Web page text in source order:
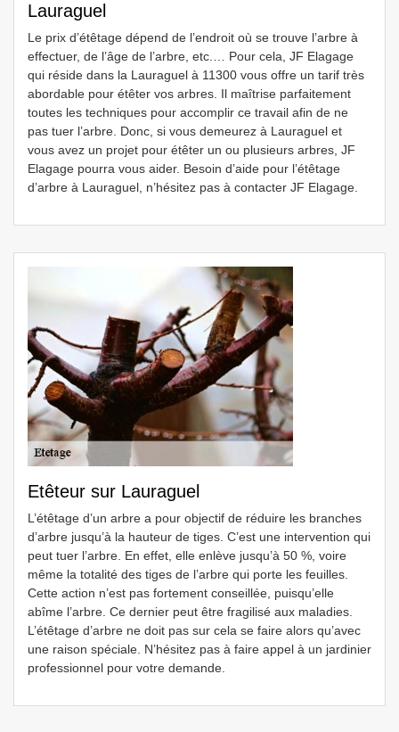
Lauraguel
Le prix d’étêtage dépend de l’endroit où se trouve l’arbre à
effectuer, de l’âge de l’arbre, etc.… Pour cela, JF Elagage
qui réside dans la Lauraguel à 11300 vous offre un tarif très
abordable pour étêter vos arbres. Il maîtrise parfaitement
toutes les techniques pour accomplir ce travail afin de ne
pas tuer l’arbre. Donc, si vous demeurez à Lauraguel et
vous avez un projet pour étêter un ou plusieurs arbres, JF
Elagage pourra vous aider. Besoin d’aide pour l’étêtage
d’arbre à Lauraguel, n’hésitez pas à contacter JF Elagage.
Etêteur sur Lauraguel
L’étêtage d’un arbre a pour objectif de réduire les branches
d’arbre jusqu’à la hauteur de tiges. C’est une intervention qui
peut tuer l’arbre. En effet, elle enlève jusqu’à 50 %, voire
même la totalité des tiges de l’arbre qui porte les feuilles.
Cette action n’est pas fortement conseillée, puisqu’elle
abîme l’arbre. Ce dernier peut être fragilisé aux maladies.
L’étêtage d’arbre ne doit pas sur cela se faire alors qu’avec
une raison spéciale. N’hésitez pas à faire appel à un jardinier
professionnel pour votre demande.